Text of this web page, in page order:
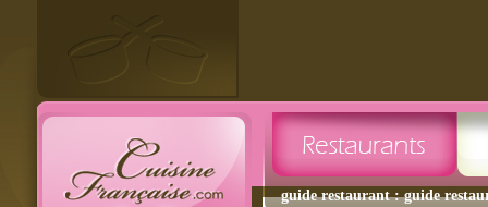
guide restaurant : guide